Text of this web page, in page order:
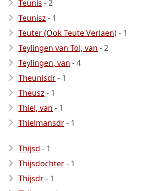
Teunis - 2
Teunisz - 1
Teuter (Ook Teute Verlaen)- 1
Teylingen van Tol, van - 2
Teylingen, van - 4
Theunisdr- 1
Theusz - 1
Thiel, van - 1
Thielmansdr- 1
Thijsd - 1
Thijsdochter- 1
Thijsdr- 1